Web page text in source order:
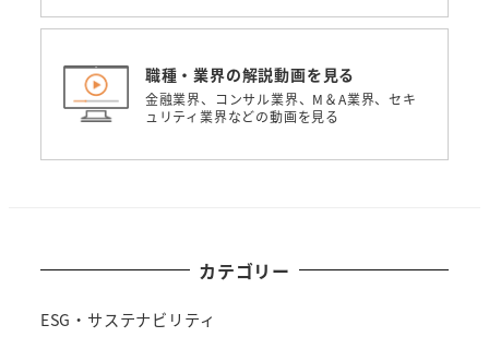
職種・業界の解説動画を見る
金融業界、コンサル業界、M＆A業界、セキ
ュリティ業界などの動画を見る
カテゴリー
ESG・サステナビリティ